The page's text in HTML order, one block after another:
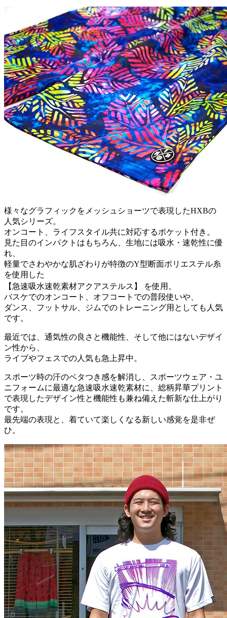
様々なグラフィックをメッシュショーツで表現したHXBの
人気シリーズ。
オンコート、ライフスタイル共に対応するポケット付き。
見た目のインパクトはもちろん、生地には吸水・速乾性に優
れ、
軽量でさわやかな肌ざわりが特徴のY型断面ポリエステル糸
を使用した
【急速吸水速乾素材アクアステルス】 を使用。
バスケでのオンコート、オフコートでの普段使いや、
ダンス、フットサル、ジムでのトレーニング用としても人気
です。
最近では、通気性の良さと機能性、そして他にはないデザイ
ン性から、
ライブやフェスでの人気も急上昇中。
スポーツ時の汗のベタつき感を解消し、スポーツウェア・ユ
ニフォームに最適な急速吸水速乾素材に、総柄昇華プリント
で表現したデザイン性と機能性も兼ね備えた斬新な仕上がり
です。
最先端の表現と、着ていて楽しくなる新しい感覚を是非ぜ
ひ。